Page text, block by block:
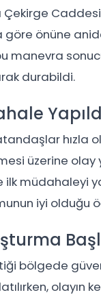
Çekirge
göre önüne
manevra
durabildi.
hızla
üzerine
ilk müdahaleyi
iyi olduğu
bölgede
olayın